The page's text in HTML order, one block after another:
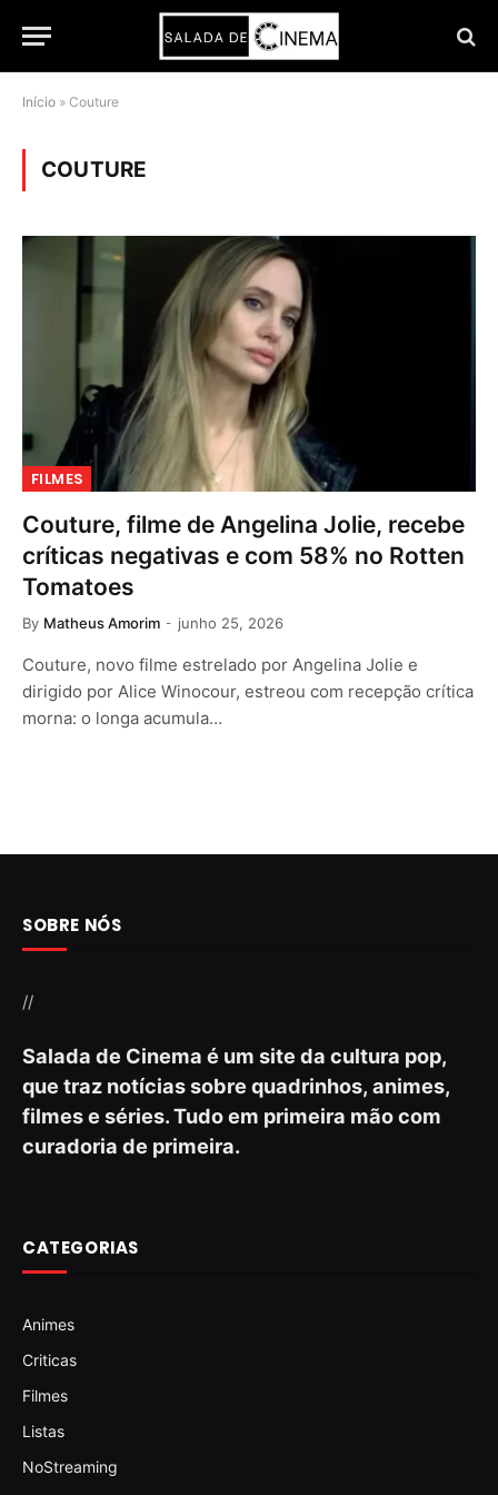
Início » Couture
COUTURE
FILMES
Couture, filme de Angelina Jolie, recebe
críticas negativas e com 58% no Rotten
Tomatoes
By Matheus Amorim junho 25, 2026
Couture, novo filme estrelado por Angelina Jolie e
dirigido por Alice Winocour, estreou com recepção crítica
morna: o longa acumula…
SOBRE NÓS
//
Salada de Cinema é um site da cultura pop,
que traz notícias sobre quadrinhos, animes,
filmes e séries. Tudo em primeira mão com
curadoria de primeira.
CATEGORIAS
Animes
Criticas
Filmes
Listas
NoStreaming